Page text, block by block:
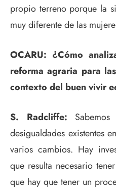
propio terreno porque la
muy diferente de las
OCARU: ¿Cómo
reforma agraria para
contexto del buen vivir
S. Radcliffe:
desigualdades existentes
varios cambios. Hay
que resulta necesario
que hay que tener un